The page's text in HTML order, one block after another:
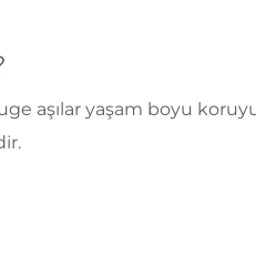
aşılar yaşam boyu